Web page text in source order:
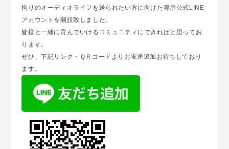
拘りのオーディオライフを送られたい方に向けた専用公式LINE
アカウント を開設致しました。
皆様と一緒に育んでいけるコミュニティにできればと思ってお
ります。
ぜひ、下記リンク・ＱＲコードよりお友達追加お待ちしており
ます。